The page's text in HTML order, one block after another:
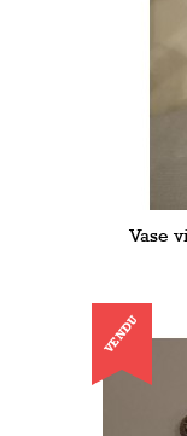
Vase
VENDU